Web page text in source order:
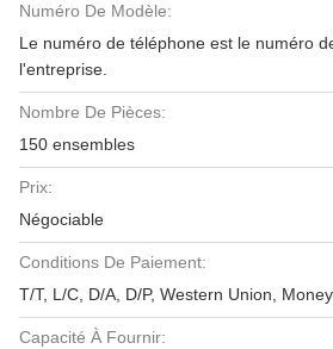
Numéro De Modèle:
Le numéro de téléphone est le numéro
l'entreprise.
Nombre De Pièces:
150 ensembles
Prix:
Négociable
Conditions De Paiement:
T/T, L/C, D/A, D/P, Western Union,
Capacité À Fournir: